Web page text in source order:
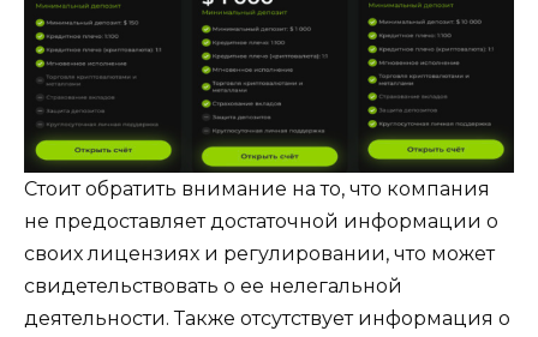
Стоит обратить внимание на то, что компания
не предоставляет достаточной информации о
своих лицензиях и регулировании, что может
свидетельствовать о ее нелегальной
деятельности. Также отсутствует информация о